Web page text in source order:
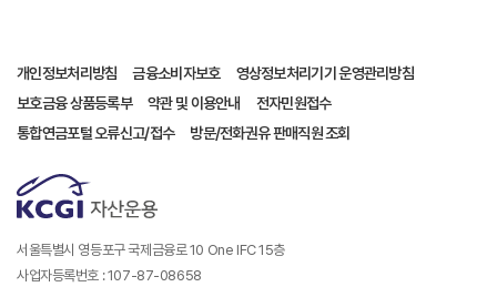
개인정보처리방침 금융소비자보호
영상정보처리기기 운영관리방침
보호금융 상품등록부
약관 및 이용안내
전자민원접수
통합연금포털 오류신고/접수
방문/전화권유 판매직원 조회
서울특별시 영등포구 국제금융로 10 One IFC 15층
사업자등록번호 : 107-87-08658